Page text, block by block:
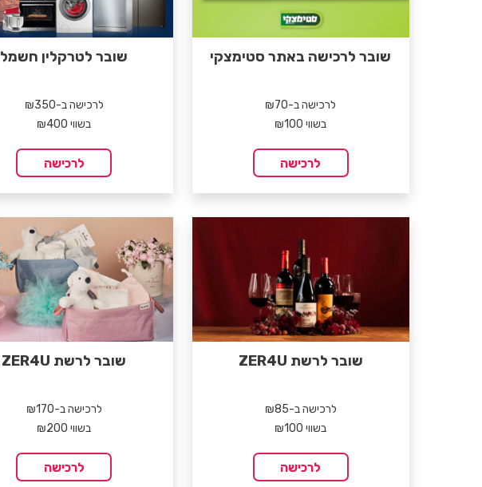
שובר לרכישה באתר סטימצקי
לרכישה ב-₪70
בשווי ₪100
לרכישה
שובר לטרקלין חשמל
לרכישה ב-₪350
בשווי ₪400
לרכישה
שובר לרשת ZER4U
לרכישה ב-₪85
בשווי ₪100
לרכישה
שובר לרשת ZER4U
לרכישה ב-₪170
בשווי ₪200
לרכישה